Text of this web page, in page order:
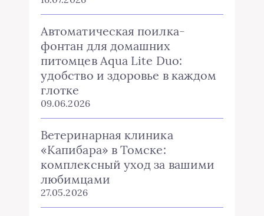
Автоматическая поилка-
фонтан для домашних
питомцев Aqua Lite Duo:
удобство и здоровье в каждом
глотке
09.06.2026
Ветеринарная клиника
«Капибара» в Томске:
комплексный уход за вашими
любимцами
27.05.2026